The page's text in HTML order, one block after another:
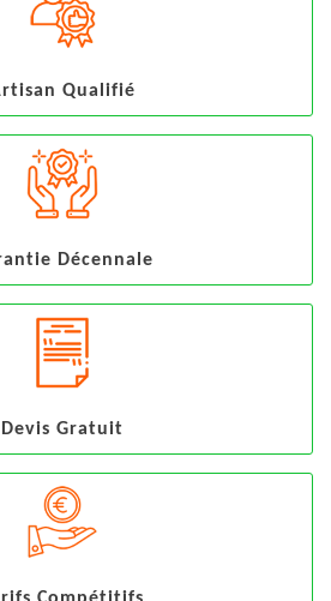
Qualifié
Décennale
Devis Gratuit